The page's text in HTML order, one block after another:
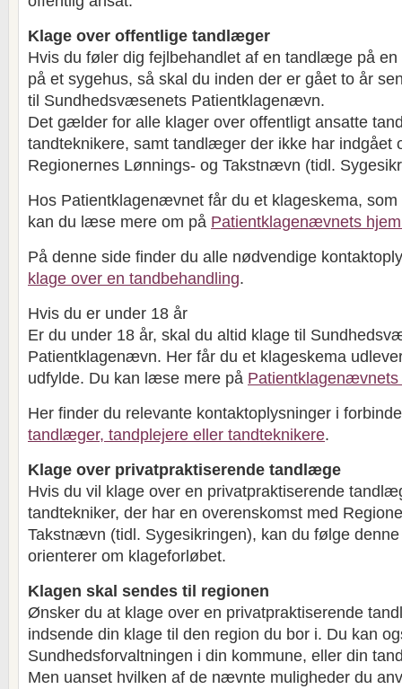
Klage over offentlige tandlæger
Hvis du føler dig fejlbehandlet af en tandlæge på
på et sygehus, så skal du inden der er gået to år
til Sundhedsvæsenets Patientklagenævn.
Det gælder for alle klager over offentligt ansatte
tandteknikere, samt tandlæger der ikke har indgået
Regionernes Lønnings- og Takstnævn (tidl.
Hos Patientklagenævnet får du et klageskema,
kan du læse mere om på Patientklagenævnets
På denne side finder du alle nødvendige
klage over en tandbehandling.
Hvis du er under 18 år
Er du under 18 år, skal du altid klage til
Patientklagenævn. Her får du et klageskema
udfylde. Du kan læse mere på Patientklagenævnets
Her finder du relevante kontaktoplysninger i
tandlæger, tandplejere eller tandteknikere.
Klage over privatpraktiserende tandlæge
Hvis du vil klage over en privatpraktiserende
tandtekniker, der har en overenskomst med
Takstnævn (tidl. Sygesikringen), kan du følge
orienterer om klageforløbet.
Klagen skal sendes til regionen
Ønsker du at klage over en privatpraktiserende
indsende din klage til den region du bor i. Du kan
Sundhedsforvaltningen i din kommune, eller din
Men uanset hvilken af de nævnte muligheder du